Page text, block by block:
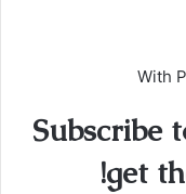
With
Subscribe
get